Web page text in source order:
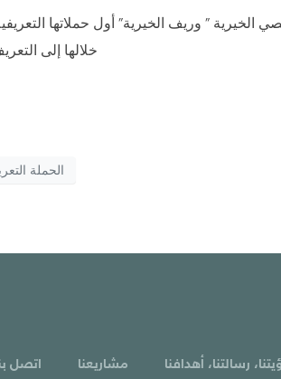
” وريف الخيرية” أول حملاتها
خلالها إلى
الحملة
رسالتنا، أهدافنا مشاريعنا اتصل